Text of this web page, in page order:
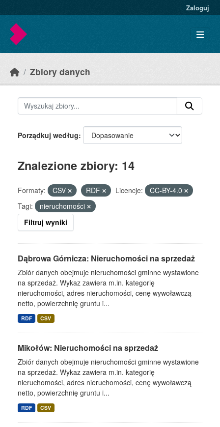
Zaloguj
Zbiory danych
Porządkuj według
Znalezione zbiory: 14
Formaty: CSV RDF Licencje:
CC-BY-4.0
Tagi:
nieruchomości
Filtruj wyniki
Dąbrowa Górnicza: Nieruchomości na sprzedaż
Zbiór danych obejmuje nieruchomości gminne wystawione
na sprzedaż. Wykaz zawiera m.in. kategorię
nieruchomości, adres nieruchomości, cenę wywoławczą
netto, powierzchnię gruntu i...
RDF CSV
Mikołów: Nieruchomości na sprzedaż
Zbiór danych obejmuje nieruchomości gminne wystawione
na sprzedaż. Wykaz zawiera m.in. kategorię
nieruchomości, adres nieruchomości, cenę wywoławczą
netto, powierzchnię gruntu i...
RDF CSV